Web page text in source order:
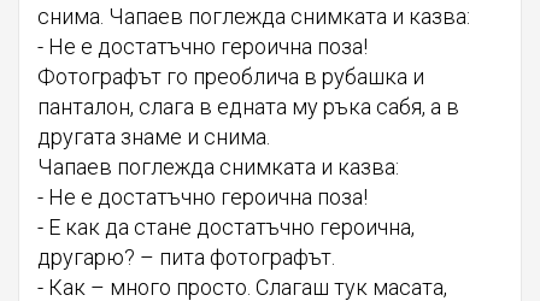
снима. Чапаев поглежда снимката и казва:
- Не е достатъчно героична поза!
Фотографът го преоблича в рубашка и
панталон, слага в едната му ръка сабя, а в
другата знаме и снима.
Чапаев поглежда снимката и казва:
- Не е достатъчно героична поза!
- Е как да стане достатъчно героична,
другарю? – пита фотографът.
- Как – много просто. Слагаш тук масата,